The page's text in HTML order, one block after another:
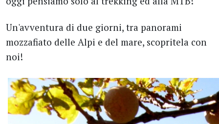
Un'avventura di due giorni, tra panorami
mozzafiato delle Alpi e del mare, scopritela con
noi!